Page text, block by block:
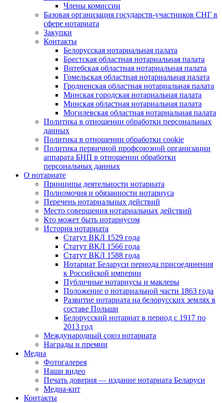
Члены комиссии
Базовая организация государств-участников СНГ в
сфере нотариата
Закупки
Контакты
Белорусская нотариальная палата
Брестская областная нотариальная палата
Витебская областная нотариальная палата
Гомельская областная нотариальная палата
Гродненская областная нотариальная палата
Минская городская нотариальная палата
Минская областная нотариальная палата
Могилевская областная нотариальная палата
Политика в отношении обработки персональных
данных
Политика в отношении обработки cookie
Политика первичной профсоюзной организации
аппарата БНП в отношении обработки
персональных данных
О нотариате
Принципы деятельности нотариата
Полномочия и обязанности нотариуса
Перечень нотариальных действий
Место совершения нотариальных действий
Кто может быть нотариусом
История нотариата
Статут ВКЛ 1529 года
Статут ВКЛ 1566 года
Статут ВКЛ 1588 года
Нотариат Беларуси периода присоединения
к Российской империи
Публичные нотариусы и маклеры
Положение о нотариальной части 1863 года
Развитие нотариата на белорусских землях в
составе Польши
Белорусский нотариат в период с 1917 по
2013 год
Международный союз нотариата
Награды и премии
Медиа
Фотогалерея
Наши видео
Печать доверия — издание нотариата Беларуси
Медиа-кит
Контакты